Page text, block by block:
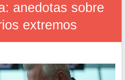
anedotas sobre
extremos